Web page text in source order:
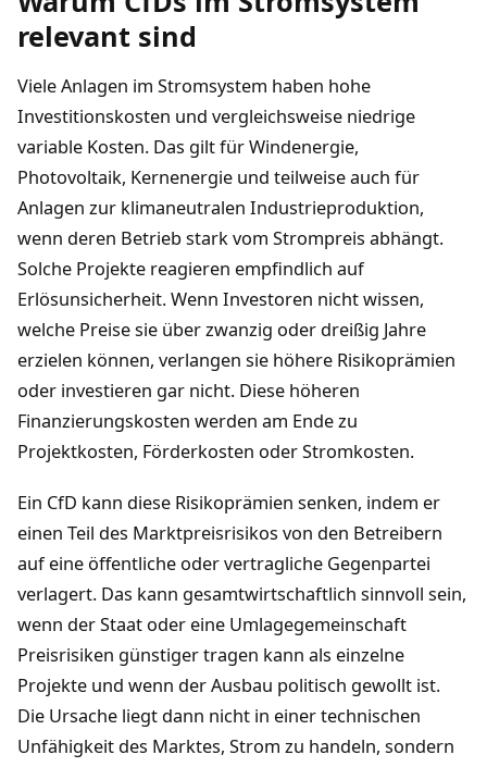
relevant sind
Viele Anlagen im Stromsystem haben hohe
Investitionskosten und vergleichsweise niedrige
variable Kosten. Das gilt für Windenergie,
Photovoltaik, Kernenergie und teilweise auch für
Anlagen zur klimaneutralen Industrieproduktion,
wenn deren Betrieb stark vom Strompreis abhängt.
Solche Projekte reagieren empfindlich auf
Erlösunsicherheit. Wenn Investoren nicht wissen,
welche Preise sie über zwanzig oder dreißig Jahre
erzielen können, verlangen sie höhere Risikoprämien
oder investieren gar nicht. Diese höheren
Finanzierungskosten werden am Ende zu
Projektkosten, Förderkosten oder Stromkosten.
Ein CfD kann diese Risikoprämien senken, indem er
einen Teil des Marktpreisrisikos von den Betreibern
auf eine öffentliche oder vertragliche Gegenpartei
verlagert. Das kann gesamtwirtschaftlich sinnvoll sein,
wenn der Staat oder eine Umlagegemeinschaft
Preisrisiken günstiger tragen kann als einzelne
Projekte und wenn der Ausbau politisch gewollt ist.
Die Ursache liegt dann nicht in einer technischen
Unfähigkeit des Marktes, Strom zu handeln, sondern